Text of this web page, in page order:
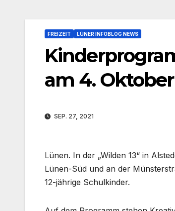
FREIZEIT LÜNER INFOBLOG NEWS
am 4. Oktober
SEP. 27, 2021
Lünen. In der „Wilden 13“ in
Lünen-Süd und an der
12-jährige Schulkinder.